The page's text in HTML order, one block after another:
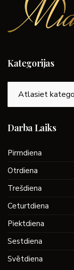
Kategorijas
Darba Laiks
Pirmdiena
Otrdiena
Trešdiena
Ceturtdiena
Piektdiena
Sestdiena
Svētdiena